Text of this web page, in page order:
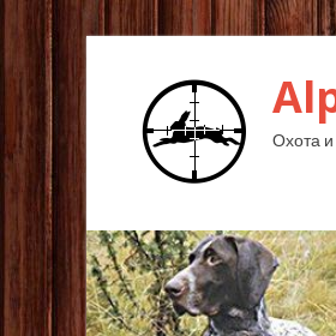
Охота и